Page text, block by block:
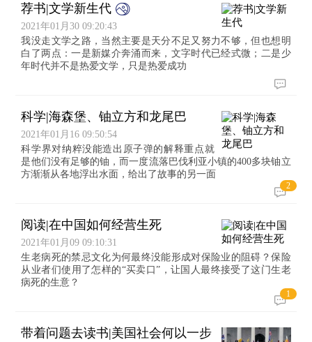
荐书|文学新生代
2021年01月30 09:20:43
我没走文学之路，当然主要是天分不足又努力不够，但也想明
白了两点：一是新媒介奔涌而来，文字时代已经式微；二是少
年时代并不是热爱文学，只是热爱成功
科学|海森堡、铀立方和龙尾巴
2021年01月16 09:50:54
科学界对纳粹没能造出原子弹的解释重点就
是他们没有足够的铀，而一度流落巴伐利亚小镇的400多块铀立
方渐渐从各地浮出水面，给出了故事的另一面
2
阅读|在中国如何经营生死
2021年01月09 09:10:31
生老病死的禁忌文化为何最终没能形成对保险业的阻碍？保险
从业者们使用了怎样的“买卖口”，让国人最终接受了这门生老
病死的生意？
1
带着问题去读书|美国社会何以一步